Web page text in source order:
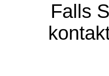
Falls